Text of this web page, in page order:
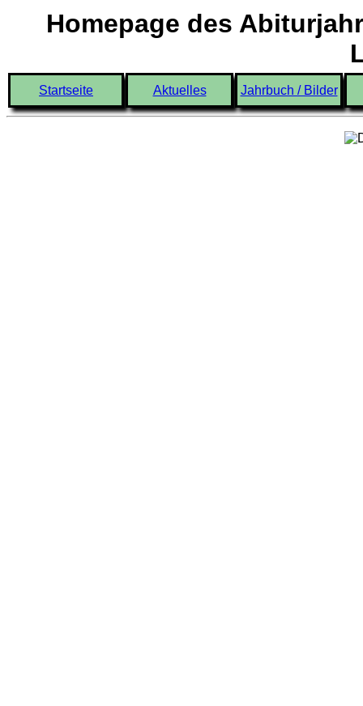
Homepage des
Startseite Aktuelles Jahrbuch / Bilder